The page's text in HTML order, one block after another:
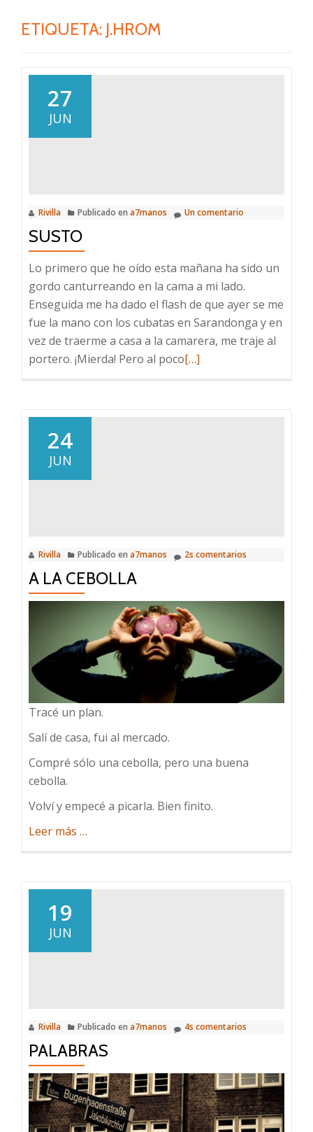
ETIQUETA: J.HROM
27
JUN
Rivilla Publicado en a7manos Un comentario
SUSTO
Lo primero que he oído esta mañana ha sido un
gordo canturreando en la cama a mi lado.
Enseguida me ha dado el flash de que ayer se me
fue la mano con los cubatas en Sarandonga y en
vez de traerme a casa a la camarera, me traje al
portero. ¡Mierda! Pero al pocoLeer
[…]
24
JUN
Rivilla Publicado en a7manos 2s comentarios
A LA CEBOLLA
Tracé un plan.
Salí de casa, fui al mercado.
Compré sólo una cebolla, pero una buena
cebolla.
Volví y empecé a picarla. Bien finito.
Leer más acerca
…
19
JUN
Rivilla Publicado en a7manos 4s comentarios
PALABRAS